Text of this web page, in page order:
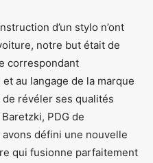
d’un stylo n’ont
notre but était de
correspondant
au langage de la marque
de révéler ses qualités
PDG de
défini une nouvelle
qui fusionne parfaitement